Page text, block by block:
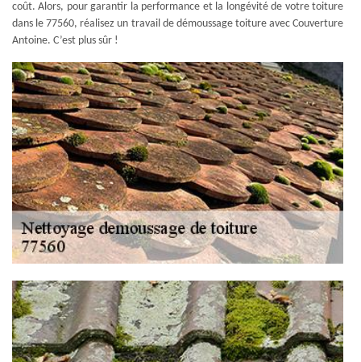
coût. Alors, pour garantir la performance et la longévité de votre toiture
dans le 77560, réalisez un travail de démoussage toiture avec Couverture
Antoine. C’est plus sûr !